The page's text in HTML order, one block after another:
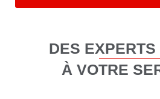
DES EXPERTS
À VOTRE